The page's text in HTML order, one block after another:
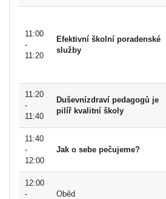
11:00
-
11:20
Efektivní školní poradenské
služby
11:20
-
11:40
Duševnízdraví pedagogů je
pilíř kvalitní školy
11:40
-
12:00
Jak o sebe pečujeme?
12:00
-
Oběd